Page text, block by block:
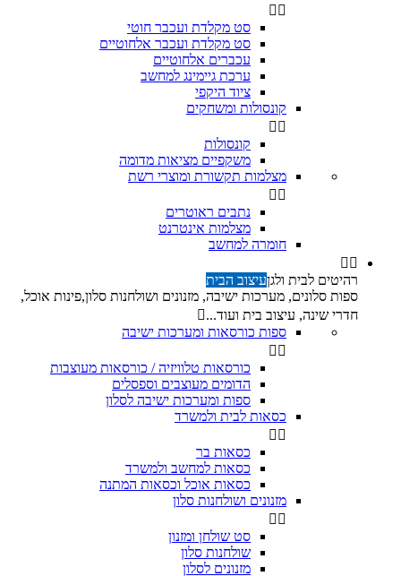
 
סט מקלדת ועכבר חוטי
סט מקלדת ועכבר אלחוטיים
עכברים אלחוטיים
ערכת גיימינג למחשב
ציוד היקפי
קונסולות ומשחקים
 
קונסולות
משקפיים מציאות מדומה
מצלמות תקשורת ומוצרי רשת
 
נתבים ראוטרים
מצלמות אינטרנט
חומרה למחשב
 
רהיטים לבית ולגןעיצוב הבית
ספות סלונים, מערכות ישיבה, מזנונים ושולחנות סלון,פינות אוכל,
חדרי שינה, עיצוב בית ועוד...
ספות כורסאות ומערכות ישיבה
 
כורסאות טלוויזיה / כורסאות מעוצבות
הדומים מעוצבים וספסלים
ספות ומערכות ישיבה לסלון
כסאות לבית ולמשרד
 
כסאות בר
כסאות למחשב ולמשרד
כסאות אוכל וכסאות המתנה
מזנונים ושולחנות סלון
 
סט שולחן ומזנון
שולחנות סלון
מזנונים לסלון